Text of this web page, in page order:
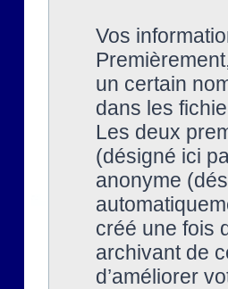
Vos
un certain
dans les
Les deux
(désigné ici
anonyme
créé une fois
archivant de
d’améliorer